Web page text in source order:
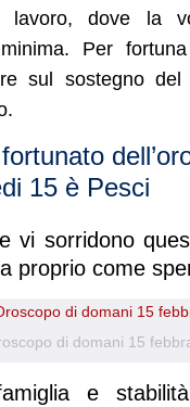
lavoro, dove la
Per
sul sostegno
15 è Pesci
vi sorridono
proprio come
di domani 15
e